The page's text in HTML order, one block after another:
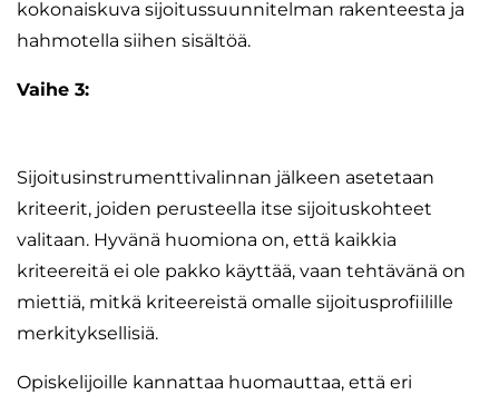
kokonaiskuva sijoitussuunnitelman rakenteesta ja
hahmotella siihen sisältöä.
Vaihe 3:
Sijoitusinstrumenttivalinnan jälkeen asetetaan
kriteerit, joiden perusteella itse sijoituskohteet
valitaan. Hyvänä huomiona on, että kaikkia
kriteereitä ei ole pakko käyttää, vaan tehtävänä on
miettiä, mitkä kriteereistä omalle sijoitusprofiilille
merkityksellisiä.
Opiskelijoille kannattaa huomauttaa, että eri